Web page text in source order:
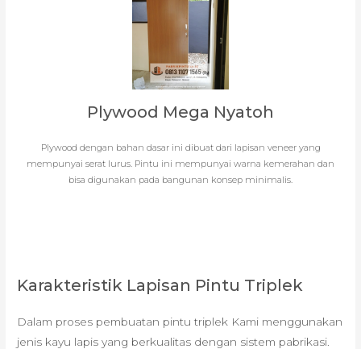
Plywood Mega Nyatoh
Plywood dengan bahan dasar ini dibuat dari lapisan veneer yang
mempunyai serat lurus. Pintu ini mempunyai warna kemerahan dan
bisa digunakan pada bangunan konsep minimalis.
Karakteristik Lapisan Pintu Triplek
Dalam proses pembuatan pintu triplek Kami menggunakan
jenis kayu lapis yang berkualitas dengan sistem pabrikasi.